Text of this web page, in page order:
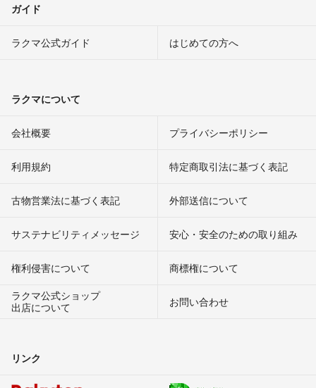
ガイド
ラクマ公式ガイド はじめての方へ
ラクマについて
会社概要 プライバシーポリシー
利用規約 特定商取引法に基づく表記
古物営業法に基づく表記 外部送信について
サステナビリティメッセージ 安心・安全のための取り組み
権利侵害について
商標権について
ラクマ公式ショップ
出店について
お問い合わせ
リンク